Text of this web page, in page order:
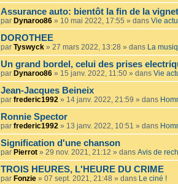
Assurance auto: bientôt la fin de la
par Dynaroo86 » 10 mai 2022, 17:55 » dans Vie
DOROTHEE
par Tyswyck » 27 mars 2022, 13:28 » dans La
Un grand bordel, celui des prises
par Dynaroo86 » 15 janv. 2022, 11:50 » dans Vie
Jean-Jacques Beineix
par frederic1992 » 14 janv. 2022, 21:59 » dans
Ronnie Spector
par frederic1992 » 13 janv. 2022, 10:51 » dans
Signification d'une chanson
par Pierrot » 29 nov. 2021, 21:12 » dans Avis de
TROIS HEURES, L'HEURE DU CRIME
par Fonzie » 07 sept. 2021, 21:48 » dans Le ciné !